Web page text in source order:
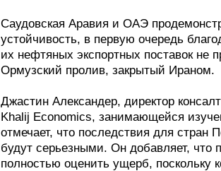
Саудовская Аравия и ОАЭ
устойчивость, в первую очередь
их нефтяных экспортных поставок не
Ормузский пролив, закрытый Ираном.
Джастин Александер, директор
Khalij Economics, занимающейся
отмечает, что последствия для стран
будут серьезными. Он добавляет, что
полностью оценить ущерб, поскольку